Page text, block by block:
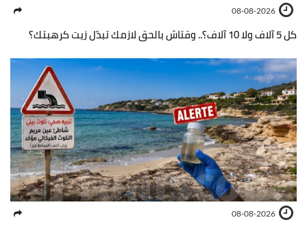
08-08-2026
كل 5 آلاف ولا 10 آلاف؟.. وقتاش بالحق لازمك تبدّل زيت كرهبتك؟
08-08-2026